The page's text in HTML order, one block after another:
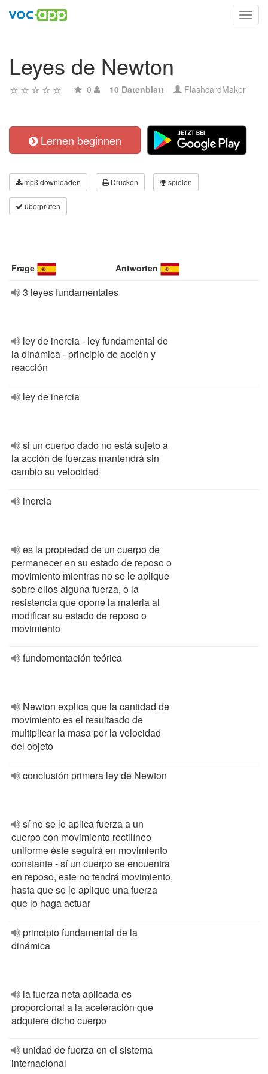
Leyes de Newton
0 10 Datenblatt FlashcardMaker
Lernen beginnen
mp3 downloaden Drucken spielen
überprüfen
Frage Antworten
3 leyes fundamentales
ley de inercia - ley fundamental de
la dinámica - principio de acción y
reacción
ley de inercia
si un cuerpo dado no está sujeto a
la acción de fuerzas mantendrá sin
cambio su velocidad
inercia
es la propiedad de un cuerpo de
permanecer en su estado de reposo o
movimiento mientras no se le aplique
sobre ellos alguna fuerza, o la
resistencia que opone la materia al
modificar su estado de reposo o
movimiento
fundomentación teórica
Newton explica que la cantidad de
movimiento es el resultasdo de
multiplicar la masa por la velocidad
del objeto
conclusión primera ley de Newton
sí no se le aplica fuerza a un
cuerpo con movimiento rectilíneo
uniforme éste seguirá en movimiento
constante - sí un cuerpo se encuentra
en reposo, este no tendrá movimiento,
hasta que se le aplique una fuerza
que lo haga actuar
principio fundamental de la
dinámica
la fuerza neta aplicada es
proporcional a la aceleración que
adquiere dicho cuerpo
unidad de fuerza en el sistema
internacional